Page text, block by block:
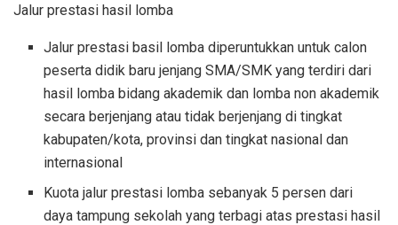
Jalur prestasi hasil lomba
Jalur prestasi basil lomba diperuntukkan untuk calon
peserta didik baru jenjang SMA/SMK yang terdiri dari
hasil lomba bidang akademik dan lomba non akademik
secara berjenjang atau tidak berjenjang di tingkat
kabupaten/kota, provinsi dan tingkat nasional dan
internasional
Kuota jalur prestasi lomba sebanyak 5 persen dari
daya tampung sekolah yang terbagi atas prestasi hasil